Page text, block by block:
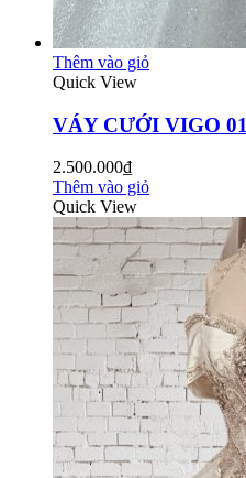
Thêm vào giỏ
Quick View
VÁY CƯỚI VIGO 01
2.500.000₫
Thêm vào giỏ
Quick View